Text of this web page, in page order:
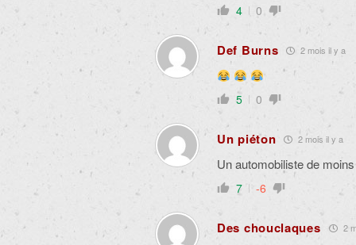
4 0
Def Burns 2 mois il y a
5 0
Un piéton 2 mois il y a
Un automobiliste de
7 -6
Des chouclaques 2